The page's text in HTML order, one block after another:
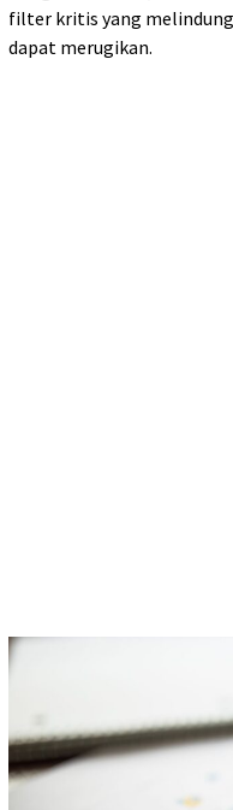
filter kritis yang
dapat merugikan.